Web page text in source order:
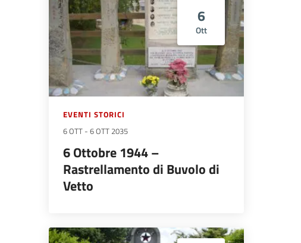
6
Ott
EVENTI STORICI
6 OTT - 6 OTT 2035
6 Ottobre 1944 –
Rastrellamento di Buvolo di
Vetto